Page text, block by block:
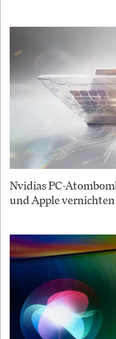
Nvidias PC-
und Apple vernichten